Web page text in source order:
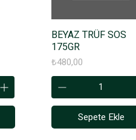
BEYAZ TRÜF SOS
175GR
Fiyat
₺480,00
Sepete Ekle